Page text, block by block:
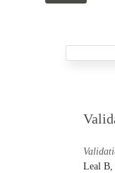
Leal B,